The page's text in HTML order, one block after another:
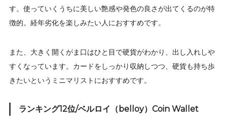
す。使っていくうちに美しい艶感や発色の良さが出てくるのが特
徴的。経年劣化を楽しみたい人におすすめです。
また、大きく開くがま口はひと目で硬貨がわかり、出し入れしや
すくなっています。カードをしっかり収納しつつ、硬貨も持ち歩
きたいというミニマリストにおすすめです。
ランキング12位/ベルロイ（belloy）Coin Wallet